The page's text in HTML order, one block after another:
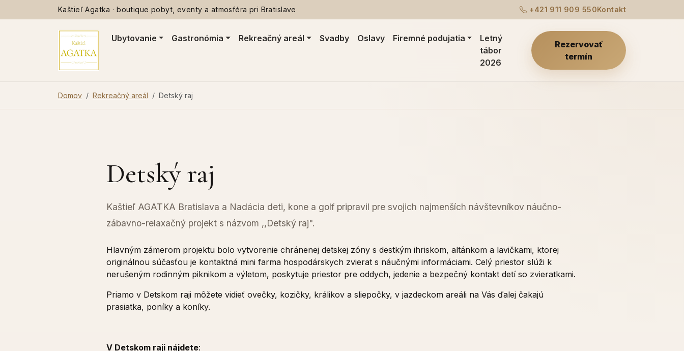
Kaštieľ Agatka · boutique pobyt, eventy a atmosféra pri Bratislave +421 911 909 550Kontakt
Ubytovanie Gastronómia Rekreačný areál Svadby Oslavy Firemné podujatia
Letný
tábor
2026
Rezervovať
termín
Domov Rekreačný areál Detský raj
Detský raj
Kaštieľ AGATKA Bratislava a Nadácia deti, kone a golf pripravil pre svojich najmenších návštevníkov náučno-
zábavno-relaxačný projekt s názvom ,,Detský raj".
Hlavným zámerom projektu bolo vytvorenie chránenej detskej zóny s destkým ihriskom, altánkom a lavičkami, ktorej
originálnou súčasťou je kontaktná mini farma hospodárskych zvierat s náučnými informáciami. Celý priestor slúži k
nerušeným rodinným piknikom a výletom, poskytuje priestor pre oddych, jedenie a bezpečný kontakt detí so zvieratkami.
Priamo v Detskom raji môžete vidieť ovečky, kozičky, králikov a sliepočky, v jazdeckom areáli na Vás ďalej čakajú
prasiatka, poníky a koníky.
V Detskom raji nájdete: